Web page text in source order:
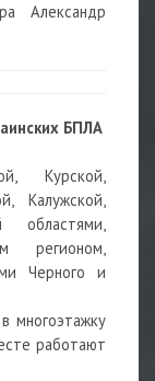
Александр
БПЛА
Курской,
Калужской,
областями,
регионом,
Черного и
многоэтажку
работают